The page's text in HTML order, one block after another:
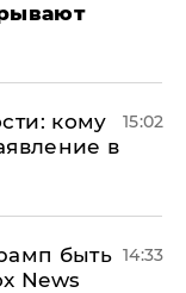
кому
в
15:02
быть
News
14:33